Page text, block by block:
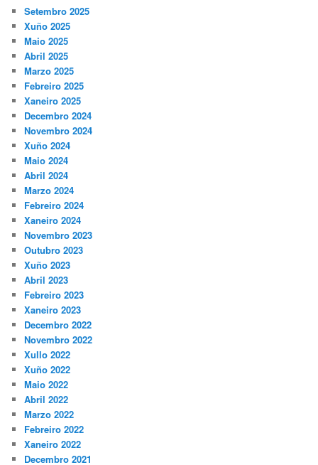
Setembro 2025
Xuño 2025
Maio 2025
Abril 2025
Marzo 2025
Febreiro 2025
Xaneiro 2025
Decembro 2024
Novembro 2024
Xuño 2024
Maio 2024
Abril 2024
Marzo 2024
Febreiro 2024
Xaneiro 2024
Novembro 2023
Outubro 2023
Xuño 2023
Abril 2023
Febreiro 2023
Xaneiro 2023
Decembro 2022
Novembro 2022
Xullo 2022
Xuño 2022
Maio 2022
Abril 2022
Marzo 2022
Febreiro 2022
Xaneiro 2022
Decembro 2021